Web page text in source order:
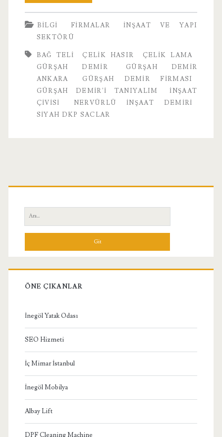
Demir
Ankara
BILGI FIRMALAR
İNŞAAT VE YAPI
SEKTÖRÜ
BAĞ TELI ÇELIK HASIR
ÇELIK LAMA
GÜRŞAH DEMIR
GÜRŞAH DEMIR
ANKARA
GÜRŞAH DEMIR FIRMASI
GÜRŞAH DEMIR'I TANIYALIM
INŞAAT
ÇIVISI
NERVÜRLÜ INŞAAT DEMIRI
SIYAH DKP SACLAR
Birincil
Yan
Menü
Ara:
ÖNE ÇIKANLAR
İnegöl Yatak Odası
SEO Hizmeti
İç Mimar İstanbul
İnegöl Mobilya
Albay Lift
DPF Cleaning Machine